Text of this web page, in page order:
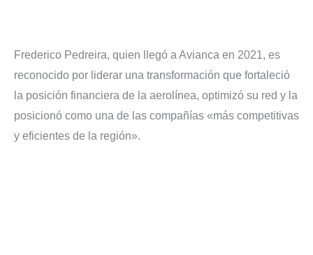
Frederico Pedreira, quien llegó a Avianca en 2021, es
reconocido por liderar una transformación que fortaleció
la posición financiera de la aerolínea, optimizó su red y la
posicionó como una de las compañías «más competitivas
y eficientes de la región».